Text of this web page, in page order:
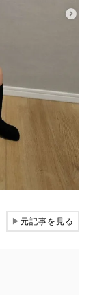
▶元記事を見る